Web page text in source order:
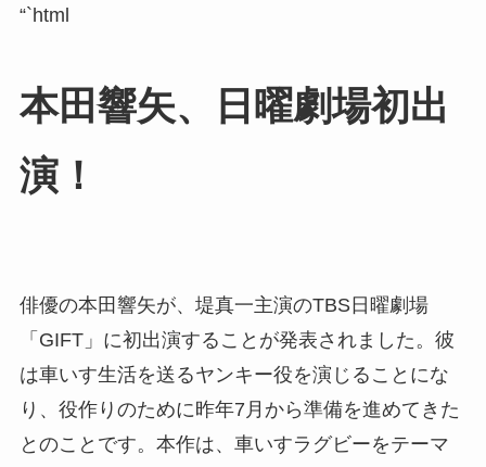
“`html
本田響矢、日曜劇場初出
演！
俳優の本田響矢が、堤真一主演のTBS日曜劇場
「GIFT」に初出演することが発表されました。彼
は車いす生活を送るヤンキー役を演じることにな
り、役作りのために昨年7月から準備を進めてきた
とのことです。本作は、車いすラグビーをテーマ